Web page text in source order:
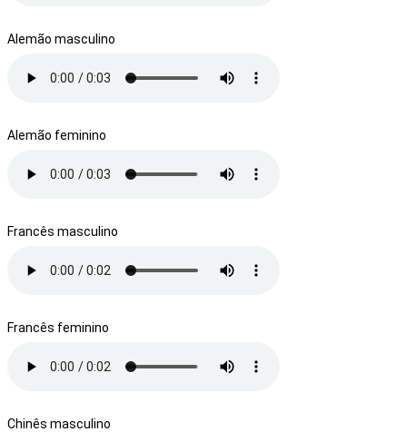
Alemão masculino
Alemão feminino
Francês masculino
Francês feminino
Chinês masculino